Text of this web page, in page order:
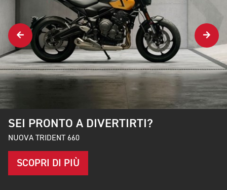
SEI PRONTO A DIVERTIRTI?
NUOVA TRIDENT 660
SCOPRI DI PIÙ